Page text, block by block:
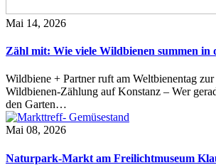
Mai 14, 2026
Zähl mit: Wie viele Wildbienen summen in
Wildbiene + Partner ruft am Weltbienentag zur
Wildbienen-Zählung auf Konstanz – Wer
den Garten…
Mai 08, 2026
Naturpark-Markt am Freilichtmuseum